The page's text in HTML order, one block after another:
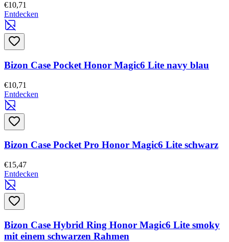
€10,71
Entdecken
Bizon Case Pocket Honor Magic6 Lite navy blau
€10,71
Entdecken
Bizon Case Pocket Pro Honor Magic6 Lite schwarz
€15,47
Entdecken
Bizon Case Hybrid Ring Honor Magic6 Lite smoky
mit einem schwarzen Rahmen